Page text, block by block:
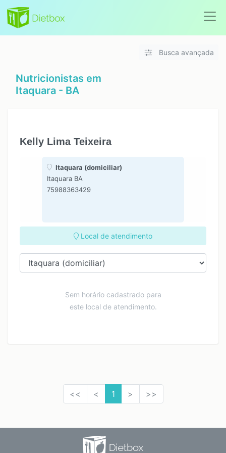
Busca avançada
Nutricionistas em
Itaquara - BA
Kelly Lima Teixeira
Itaquara (domiciliar)
Itaquara BA
75988363429
Local de atendimento
Sem horário cadastrado para
este local de atendimento.
<< < 1 > >>